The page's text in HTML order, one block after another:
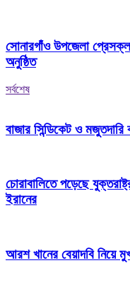
সোনারগাঁও উপজেলা
অনুষ্ঠিত
সর্বশেষ
বাজার সিন্ডিকেট ও
চোরাবালিতে পড়েছে
ইরানের
আরশ খানের বেয়াদবি নিয়ে